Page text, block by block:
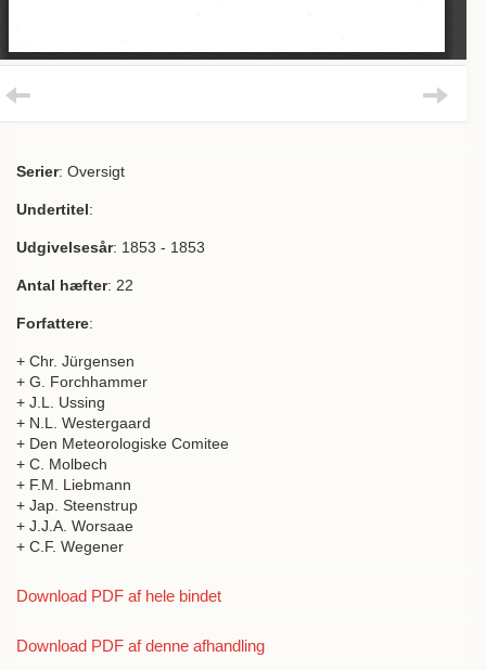
Serier: Oversigt
Undertitel:
Udgivelsesår: 1853 - 1853
Antal hæfter: 22
Forfattere:
+ Chr. Jürgensen
+ G. Forchhammer
+ J.L. Ussing
+ N.L. Westergaard
+ Den Meteorologiske Comitee
+ C. Molbech
+ F.M. Liebmann
+ Jap. Steenstrup
+ J.J.A. Worsaae
+ C.F. Wegener
Download PDF af hele bindet
Download PDF af denne afhandling